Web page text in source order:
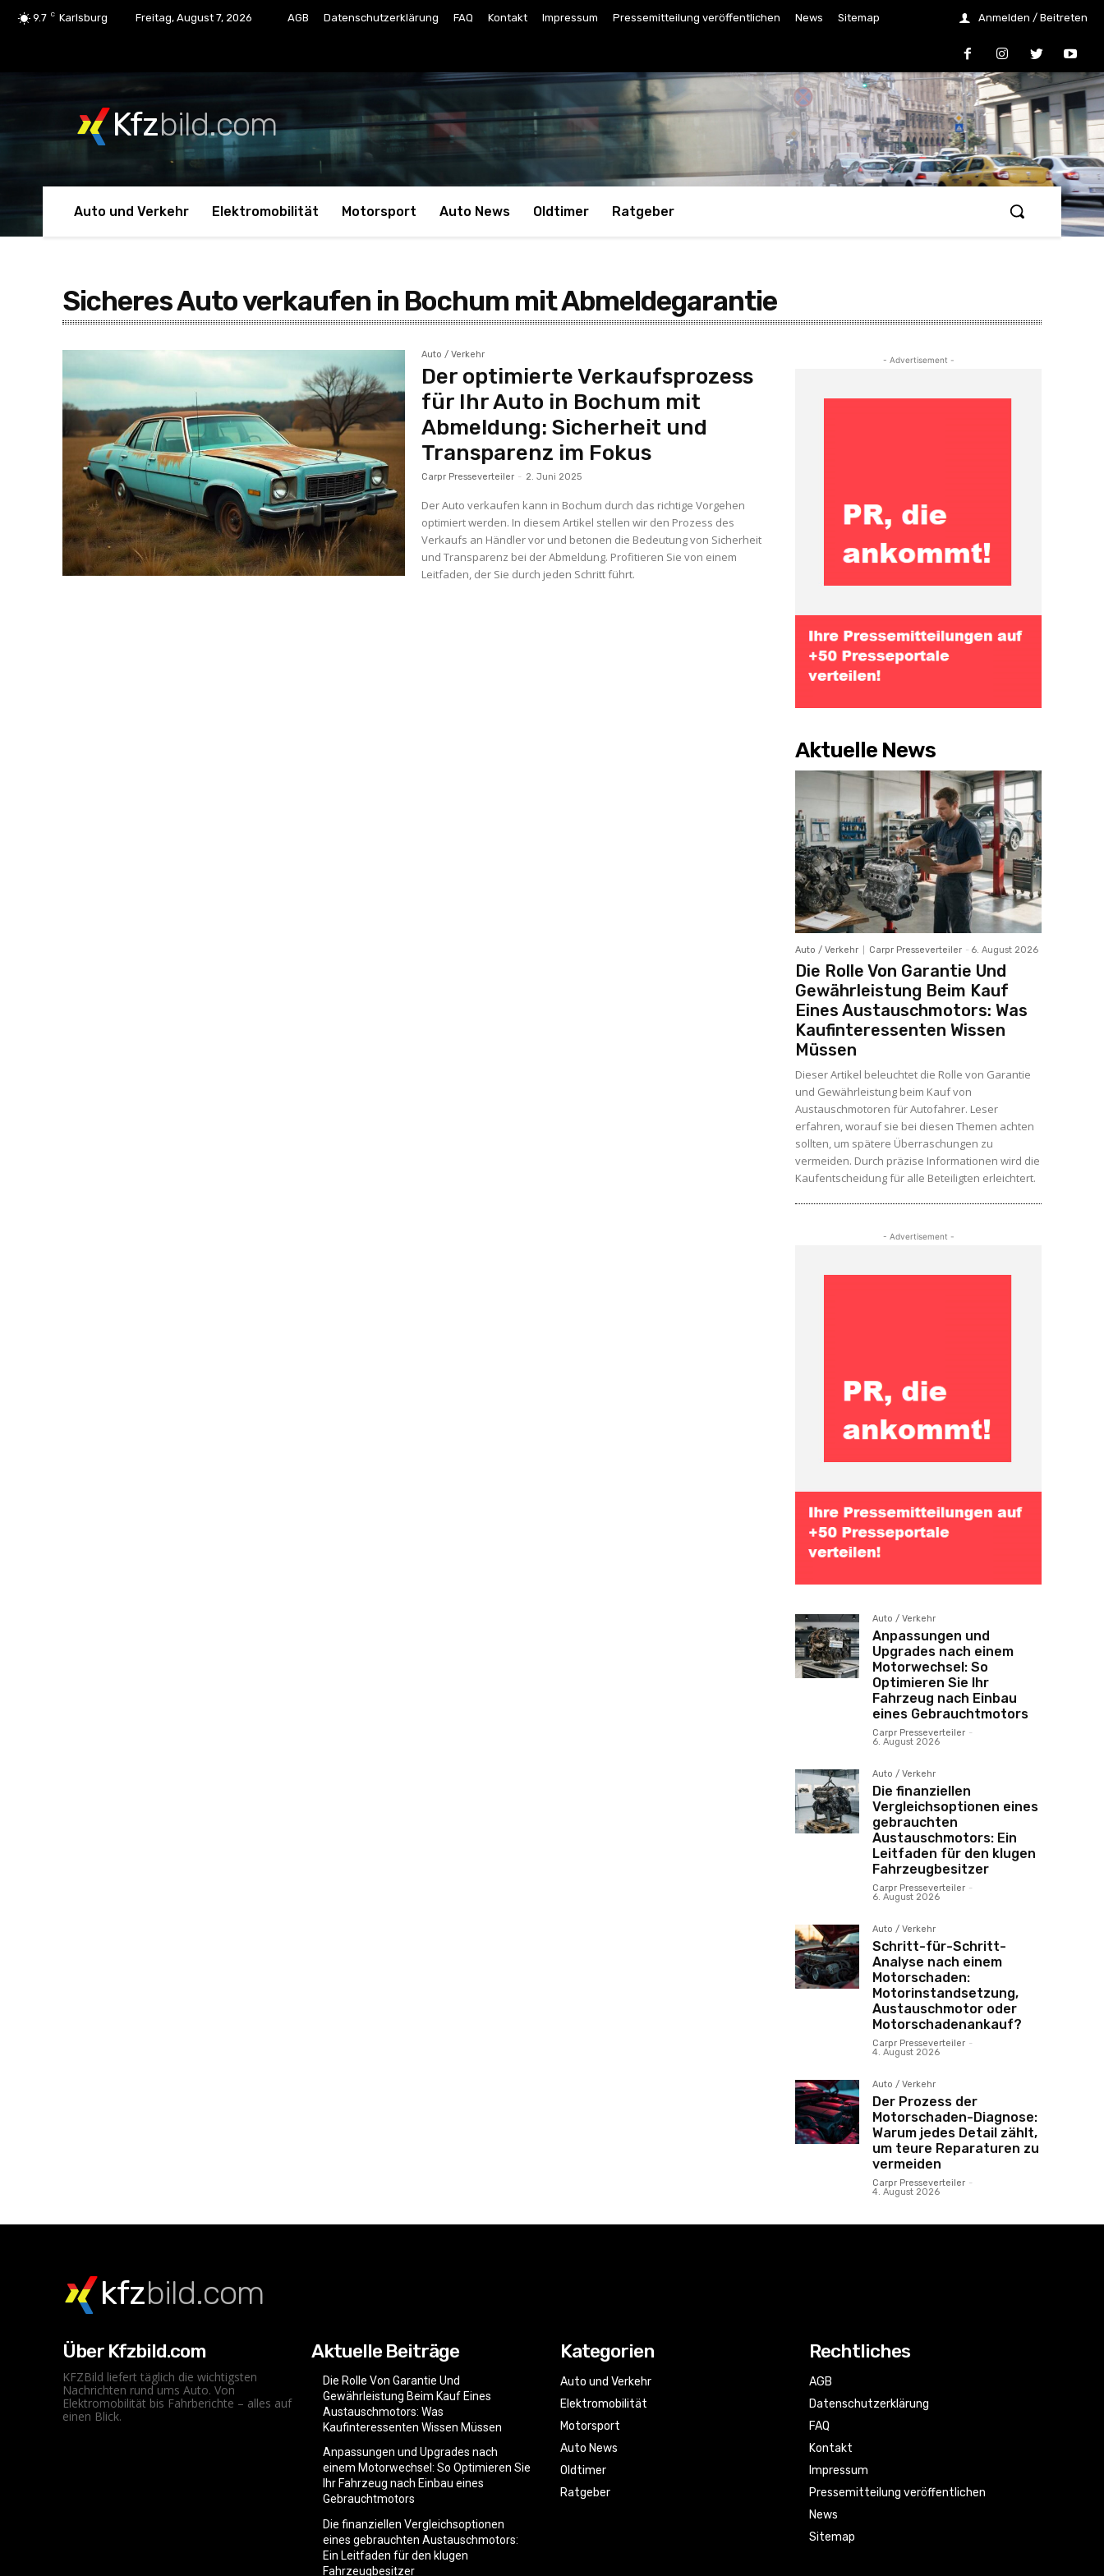
9.7 C Karlsburg Freitag, August 7, 2026 AGB Datenschutzerklärung FAQ Kontakt Impressum Pressemitteilung veröffentlichen News Sitemap Anmelden / Beitreten
Kfzbild.com
Auto und Verkehr Elektromobilität Motorsport Auto News Oldtimer Ratgeber
Sicheres Auto verkaufen in Bochum mit Abmeldegarantie
Auto / Verkehr
Der optimierte Verkaufsprozess
für Ihr Auto in Bochum mit
Abmeldung: Sicherheit und
Transparenz im Fokus
Carpr Presseverteiler - 2. Juni 2025
Der Auto verkaufen kann in Bochum durch das richtige Vorgehen
optimiert werden. In diesem Artikel stellen wir den Prozess des
Verkaufs an Händler vor und betonen die Bedeutung von Sicherheit
und Transparenz bei der Abmeldung. Profitieren Sie von einem
Leitfaden, der Sie durch jeden Schritt führt.
- Advertisement -
Aktuelle News
Auto / Verkehr Carpr Presseverteiler - 6. August 2026
Die Rolle Von Garantie Und
Gewährleistung Beim Kauf
Eines Austauschmotors: Was
Kaufinteressenten Wissen
Müssen
Dieser Artikel beleuchtet die Rolle von Garantie
und Gewährleistung beim Kauf von
Austauschmotoren für Autofahrer. Leser
erfahren, worauf sie bei diesen Themen achten
sollten, um spätere Überraschungen zu
vermeiden. Durch präzise Informationen wird die
Kaufentscheidung für alle Beteiligten erleichtert.
- Advertisement -
Auto / Verkehr
Anpassungen und
Upgrades nach einem
Motorwechsel: So
Optimieren Sie Ihr
Fahrzeug nach Einbau
eines Gebrauchtmotors
Carpr Presseverteiler -
6. August 2026
Auto / Verkehr
Die finanziellen
Vergleichsoptionen eines
gebrauchten
Austauschmotors: Ein
Leitfaden für den klugen
Fahrzeugbesitzer
Carpr Presseverteiler -
6. August 2026
Auto / Verkehr
Schritt-für-Schritt-
Analyse nach einem
Motorschaden:
Motorinstandsetzung,
Austauschmotor oder
Motorschadenankauf?
Carpr Presseverteiler -
4. August 2026
Auto / Verkehr
Der Prozess der
Motorschaden-Diagnose:
Warum jedes Detail zählt,
um teure Reparaturen zu
vermeiden
Carpr Presseverteiler -
4. August 2026
kfzbild.com
Über Kfzbild.com
KFZBild liefert täglich die wichtigsten
Nachrichten rund ums Auto. Von
Elektromobilität bis Fahrberichte – alles auf
einen Blick.
Aktuelle Beiträge
Die Rolle Von Garantie Und
Gewährleistung Beim Kauf Eines
Austauschmotors: Was
Kaufinteressenten Wissen Müssen
Anpassungen und Upgrades nach
einem Motorwechsel: So Optimieren Sie
Ihr Fahrzeug nach Einbau eines
Gebrauchtmotors
Die finanziellen Vergleichsoptionen
eines gebrauchten Austauschmotors:
Ein Leitfaden für den klugen
Fahrzeugbesitzer
Kategorien
Auto und Verkehr
Elektromobilität
Motorsport
Auto News
Oldtimer
Ratgeber
Rechtliches
AGB
Datenschutzerklärung
FAQ
Kontakt
Impressum
Pressemitteilung veröffentlichen
News
Sitemap